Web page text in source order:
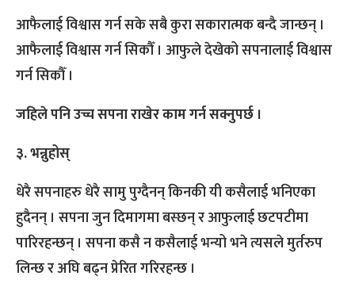
आफैलाई विश्वास गर्न सके सबै कुरा सकारात्मक बन्दै जान्छन् ।
आफैलाई विश्वास गर्न सिकौँ । आफुले देखेको सपनालाई विश्वास
गर्न सिकौँ ।
जहिले पनि उच्च सपना राखेर काम गर्न सक्नुपर्छ ।
३. भन्नुहोस्
धेरै सपनाहरु धेरै सामु पुग्दैनन् किनकी यी कसैलाई भनिएका
हुदैनन् । सपना जुन दिमागमा बस्छन् र आफुलाई छटपटीमा
पारिरहन्छन् । सपना कसै न कसैलाई भन्यो भने त्यसले मुर्तरुप
लिन्छ र अघि बढ्न प्रेरित गरिरहन्छ ।